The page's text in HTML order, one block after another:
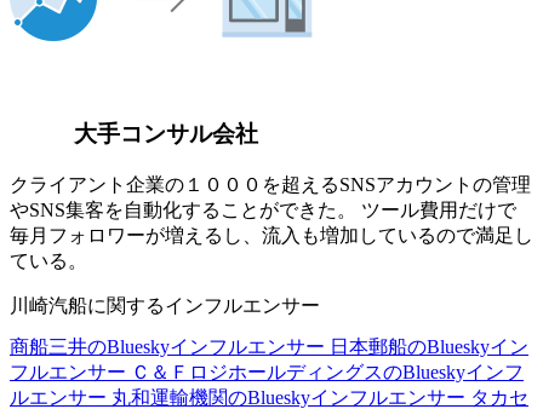
大手コンサル会社
クライアント企業の１０００を超えるSNSアカウントの管理
やSNS集客を自動化することができた。 ツール費用だけで
毎月フォロワーが増えるし、流入も増加しているので満足し
ている。
川崎汽船に関するインフルエンサー
商船三井のBlueskyインフルエンサー 日本郵船のBlueskyイン
フルエンサー Ｃ＆ＦロジホールディングスのBlueskyインフ
ルエンサー 丸和運輸機関のBlueskyインフルエンサー タカセ